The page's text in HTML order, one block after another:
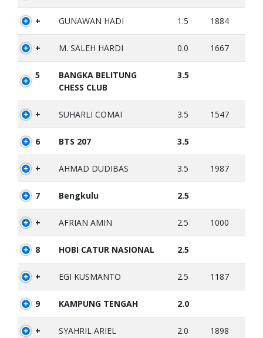
+ GUNAWAN HADI 1.5 1884
+ M. SALEH HARDI 0.0 1667
5
BANGKA BELITUNG
CHESS CLUB
3.5
+ SUHARLI COMAI 3.5 1547
6 BTS 207 3.5
+ AHMAD DUDIBAS 3.5 1987
7 Bengkulu 2.5
+ AFRIAN AMIN 2.5 1000
8 HOBI CATUR NASIONAL 2.5
+ EGI KUSMANTO 2.5 1187
9 KAMPUNG TENGAH 2.0
+ SYAHRIL ARIEL 2.0 1898